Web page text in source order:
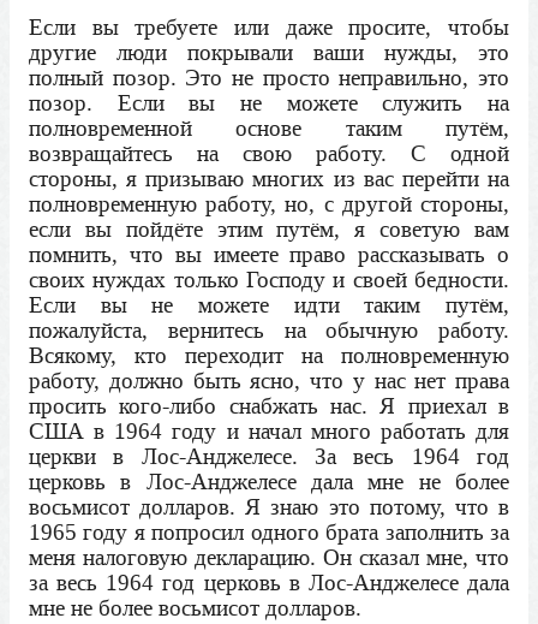
Если вы требуете или даже просите, чтобы
другие люди покрывали ваши нужды, это
полный позор. Это не просто неправильно, это
позор. Если вы не можете служить на
полновременной основе таким путём,
возвращайтесь на свою работу. С одной
стороны, я призываю многих из вас перейти на
полновременную работу, но, с другой стороны,
если вы пойдёте этим путём, я советую вам
помнить, что вы имеете право рассказывать о
своих нуждах только Господу и своей бедности.
Если вы не можете идти таким путём,
пожалуйста, вернитесь на обычную работу.
Всякому, кто переходит на полновременную
работу, должно быть ясно, что у нас нет права
просить кого-либо снабжать нас. Я приехал в
США в 1964 году и начал много работать для
церкви в Лос-Анджелесе. За весь 1964 год
церковь в Лос-Анджелесе дала мне не более
восьмисот долларов. Я знаю это потому, что в
1965 году я попросил одного брата заполнить за
меня налоговую декларацию. Он сказал мне, что
за весь 1964 год церковь в Лос-Анджелесе дала
мне не более восьмисот долларов.